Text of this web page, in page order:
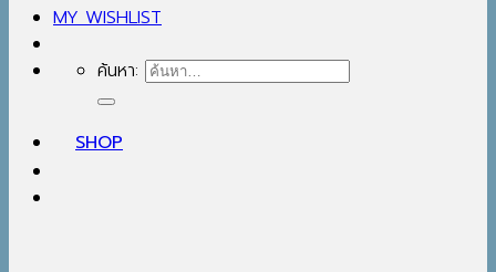
MY WISHLIST
ค้นหา:
SHOP